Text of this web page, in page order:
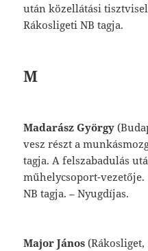
utánközellátási
Rákosligeti NBtagja.
M
MadarászGyörgy
veszrészta
tagja.Afelszabadulás
műhelycsoport-vezetője.
NBtagja.–Nyugdíjas.
MajorJános(Rákosliget,